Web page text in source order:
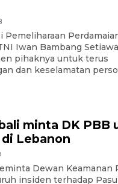
Pemeliharaan
Iwan Bambang
pihaknya untuk terus
dan keselamatan
minta DK PBB
Lebanon
Dewan Keamanan
insiden terhadap
hortikultura
picu deflasi